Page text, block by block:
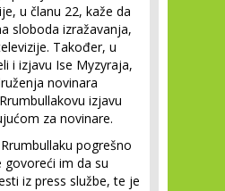
u članu 22, kaže da
sloboda izražavanja,
Također, u
i izjavu Ise Myzyraja,
novinara
izjavu
za novinare.
pogrešno
im da su
iz press službe, te je